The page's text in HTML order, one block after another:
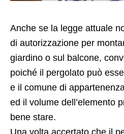
Anche se la legge attuale
di autorizzazione per
giardino o sul balcone,
poiché il pergolato può
e il comune di
ed il volume dell’elemento
bene stare.
Una volta accertato che il